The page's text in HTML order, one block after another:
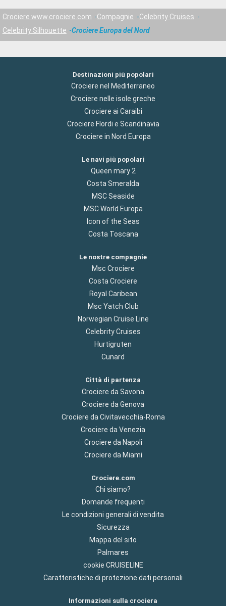
Crociere www.crociere.com Compagnie
Celebrity Cruises
Celebrity Silhouette
Crociere Europa del Nord
Destinazioni più popolari
Crociere nel Mediterraneo
Crociere nelle isole greche
Crociere ai Caraibi
Crociere Flordi e Scandinavia
Crociere in Nord Europa
Le navi più popolari
Queen mary 2
Costa Smeralda
MSC Seaside
MSC World Europa
Icon of the Seas
Costa Toscana
Le nostre compagnie
Msc Crociere
Costa Crociere
Royal Caribean
Msc Yatch Club
Norwegian Cruise Line
Celebrity Cruises
Hurtigruten
Cunard
Città di partenza
Crociere da Savona
Crociere da Genova
Crociere da Civitavecchia-Roma
Crociere da Venezia
Crociere da Napoli
Crociere da Miami
Crociere.com
Chi siamo?
Domande frequenti
Le condizioni generali di vendita
Sicurezza
Mappa del sito
Palmares
cookie CRUISELINE
Caratteristiche di protezione dati personali
Informazioni sulla crociera